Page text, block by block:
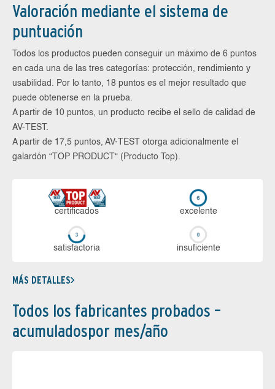
Valoración mediante el sistema de
puntuación
Todos los productos pueden conseguir un máximo de 6 puntos
en cada una de las tres categorías: protección, rendimiento y
usabilidad. Por lo tanto, 18 puntos es el mejor resultado que
puede obtenerse en la prueba.
A partir de 10 puntos, un producto recibe el sello de calidad de
AV-TEST.
A partir de 17,5 puntos, AV-TEST otorga adicionalmente el
galardón “TOP PRODUCT“ (Producto Top).
certi­ficados ex­ce­len­te
sa­tis­fac­to­ria in­su­fi­cien­te
MÁS DETALLES
Todos los fabricantes probados –
acumuladospor mes/año